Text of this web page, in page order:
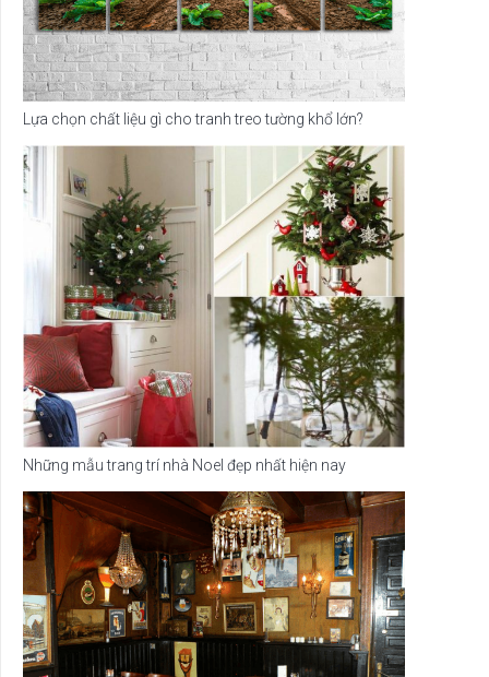
Lựa chọn chất liệu gì cho tranh treo tường khổ lớn?
Những mẫu trang trí nhà Noel đẹp nhất hiện nay